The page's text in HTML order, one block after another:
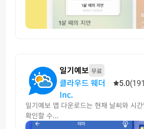
일기예보 무료
클라우드 웨더
Inc.
5.0
일기예보 앱 다운로드는 현재 날씨와 시
확인할 수...